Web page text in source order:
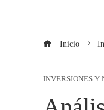
Inicio
INVERSIONES Y